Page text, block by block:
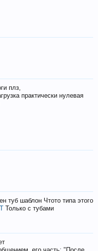
плз,
практически нулевая
туб шаблон Чтото типа этого
Только с тубами